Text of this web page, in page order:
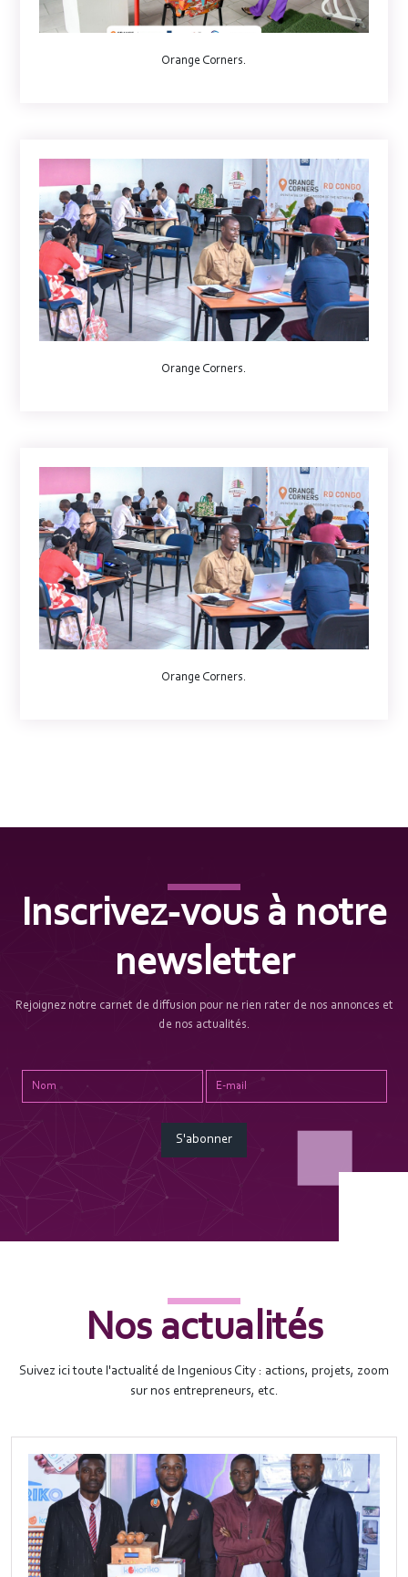
Orange Corners.
Orange Corners.
Orange Corners.
Inscrivez-vous à notre
newsletter
Rejoignez notre carnet de diffusion pour ne rien rater de nos annonces et
de nos actualités.
S'abonner
Nos actualités
Suivez ici toute l'actualité de Ingenious City : actions, projets, zoom
sur nos entrepreneurs, etc.